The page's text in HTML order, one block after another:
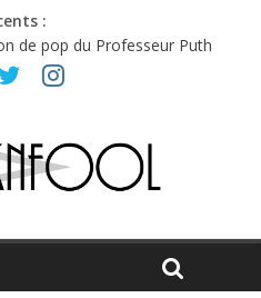
:
de pop du Professeur Puth
de musique indépendant
et émotions en hausse
choisir entre chaleur et bonne
: entre bière, métal et